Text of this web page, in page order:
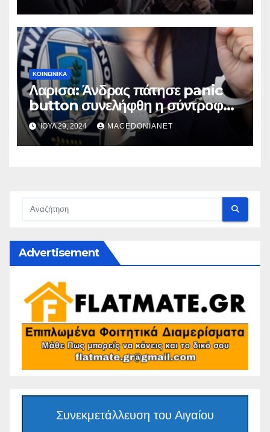
ΚΟΙΝΩΝΙΚΆ
Λαρισα: Άνδρας πάτησε panic
button συνελήφθη η σύντροφός
τουΙΟΎΛ 29, 2024 MACEDONIANET
Advertisement
Συνεκμετάλλευση του Αιγαίου